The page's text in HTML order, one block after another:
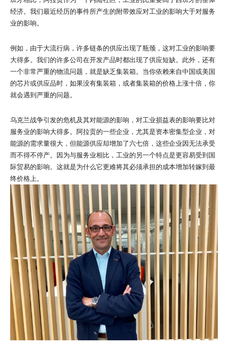
经济。我们最近经历的事件所产生的附带效应对工业的影响大于对服务
业的影响。
例如，由于大流行病，许多链条的供应出现了瓶颈，这对工业的影响要
大得多。我们的许多公司在开发产品时都出现了供应短缺。此外，还有
一个非常严重的物流问题，就是缺乏集装箱。当你依赖来自中国或美国
的芯片或供应品时，如果没有集装箱，或者集装箱的价格上涨十倍，你
就会遇到严重的问题。
乌克兰战争引发的危机及其对能源的影响，对工业损益表的影响要比对
服务业的影响大得多。阿拉贡的一些企业，尤其是资本密集型企业，对
能源的需求量很大，但能源供应却增加了六七倍，这些企业因无法承受
而不得不停产。因为与服务业相比，工业的另一个特点是更容易受到国
际贸易的影响。这就是为什么它更难将其必须承担的成本增加转嫁到最
终价格上。